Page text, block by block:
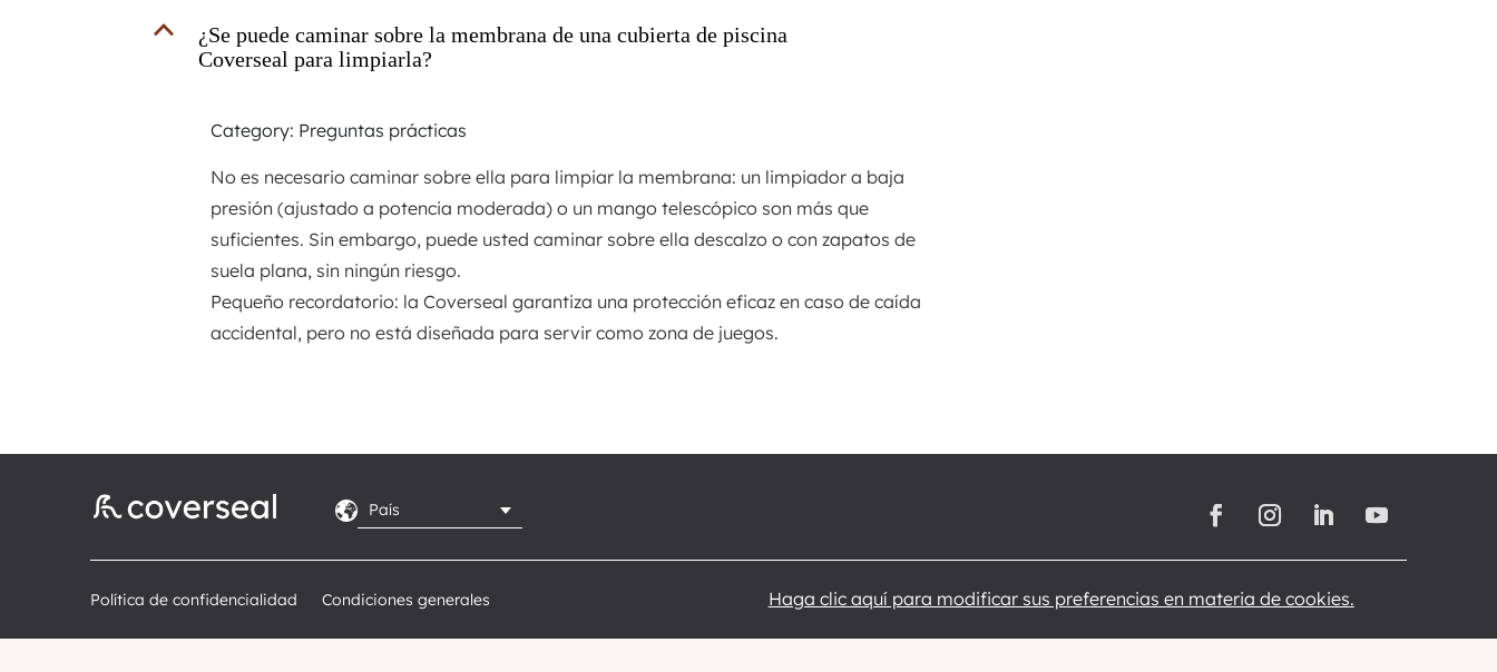
B
¿Se puede caminar sobre la membrana de una cubierta de piscina
Coverseal para limpiarla?
Category: Preguntas prácticas
No es necesario caminar sobre ella para limpiar la membrana: un limpiador a baja
presión (ajustado a potencia moderada) o un mango telescópico son más que
suficientes. Sin embargo, puede usted caminar sobre ella descalzo o con zapatos de
suela plana, sin ningún riesgo.
Pequeño recordatorio: la Coverseal garantiza una protección eficaz en caso de caída
accidental, pero no está diseñada para servir como zona de juegos.
Política de confidencialidad Condiciones generales Haga clic aquí para modificar sus preferencias en materia de cookies.